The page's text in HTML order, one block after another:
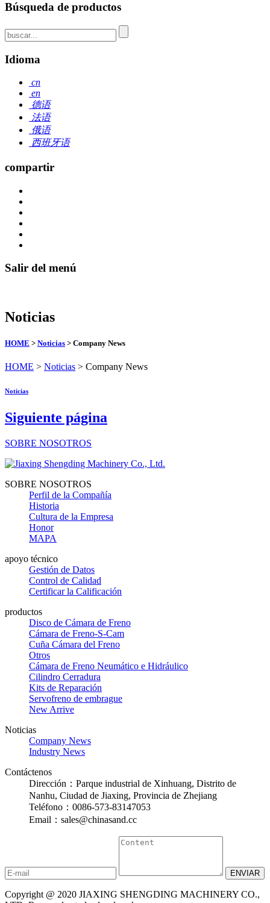
Búsqueda de productos
Idioma
cn
en
德语
法语
俄语
西班牙语
compartir
Salir del menú
Noticias
HOME > Noticias > Company News
HOME > Noticias > Company News
Noticias
Siguiente página
SOBRE NOSOTROS
SOBRE NOSOTROS
Perfil de la Compañía
Historia
Cultura de la Empresa
Honor
MAPA
apoyo técnico
Gestión de Datos
Control de Calidad
Certificar la Calificación
productos
Disco de Cámara de Freno
Cámara de Freno-S-Cam
Cuña Cámara del Freno
Otros
Cámara de Freno Neumático e Hidráulico
Cilindro Cerradura
Kits de Reparación
Servofreno de embrague
New Arrive
Noticias
Company News
Industry News
Contáctenos
Dirección：Parque industrial de Xinhuang, Distrito de
Nanhu, Ciudad de Jiaxing, Provincia de Zhejiang
Teléfono：0086-573-83147053
Email：sales@chinasand.cc
Copyright @ 2020 JIAXING SHENGDING MACHINERY CO.,